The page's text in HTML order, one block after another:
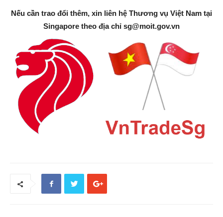
Nếu cần trao đổi thêm, xin liên hệ Thương vụ Việt Nam tại
Singapore theo địa chỉ sg@moit.gov.vn